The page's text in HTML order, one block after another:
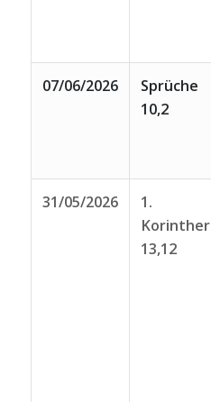
07/06/2026
Sprüche
10,2
31/05/2026
1.
Korinther
13,12